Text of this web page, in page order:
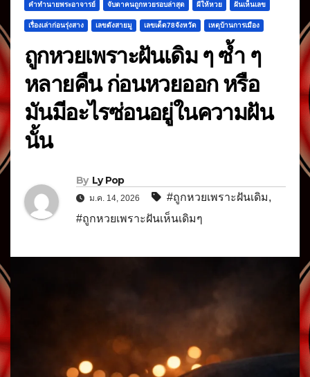
คำทำนายพระอาจารย์ จับตาคนถูกหวยรอบล่าสุด ผีให้หวย ฝันเห็นเลข
เรื่องเล่าก่อนรุ่งสาง เลขดังสายมู เลขเด็ด78จังหวัด เหตุบ้านการเมือง
ถูกหวยเพราะฝันเดิม ๆ ซ้ำ ๆ
หลายคืน ก่อนหวยออก หรือ
มันมีอะไรซ่อนอยู่ในความฝัน
นั้น
By Ly Pop
ม.ค. 14, 2026 #ถูกหวยเพราะฝันเดิม,
#ถูกหวยเพราะฝันเห็นเดิมๆ